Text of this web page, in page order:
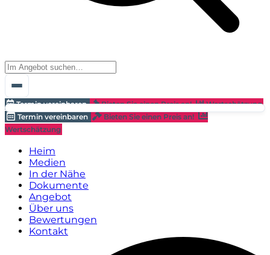
Termin vereinbaren Bieten Sie einen Preis an!
Wertschätzung
Termin vereinbaren
Bieten Sie einen Preis an!
Wertschätzung
Heim
Medien
In der Nähe
Dokumente
Angebot
Über uns
Bewertungen
Kontakt